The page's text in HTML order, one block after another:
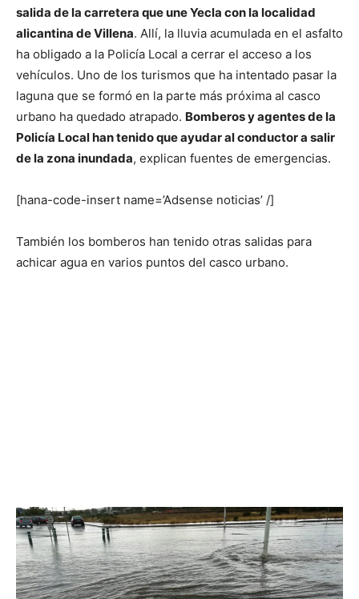
salida de la carretera que une Yecla con la localidad
alicantina de Villena. Allí, la lluvia acumulada en el asfalto
ha obligado a la Policía Local a cerrar el acceso a los
vehículos. Uno de los turismos que ha intentado pasar la
laguna que se formó en la parte más próxima al casco
urbano ha quedado atrapado. Bomberos y agentes de la
Policía Local han tenido que ayudar al conductor a salir
de la zona inundada, explican fuentes de emergencias.
[hana-code-insert name=’Adsense noticias’ /]
También los bomberos han tenido otras salidas para
achicar agua en varios puntos del casco urbano.